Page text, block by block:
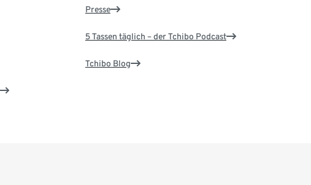
Presse
5 Tassen täglich – der Tchibo Podcast
Tchibo Blog